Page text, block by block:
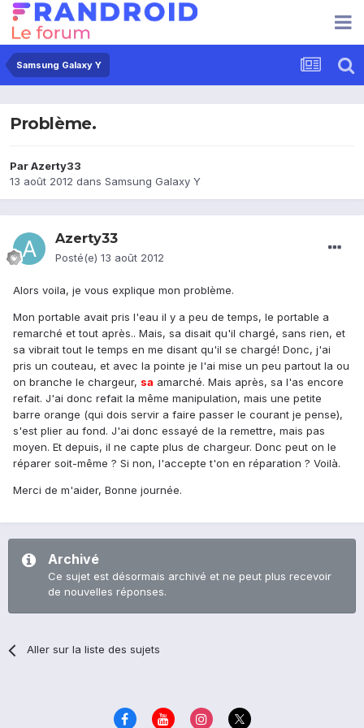
Samsung Galaxy Y
Problème.
ParAzerty33
13 août 2012 dans Samsung Galaxy Y
Azerty33
Posté(e) 13 août 2012
Alors voila, je vous explique mon problème.
Mon portable avait pris l'eau il y a peu de temps, le portable a
remarché et tout après.. Mais, sa disait qu'il chargé, sans rien, et
sa vibrait tout le temps en me disant qu'il se chargé! Donc, j'ai
pris un couteau, et avec la pointe je l'ai mise un peu partout la ou
on branche le chargeur, sa amarché. Mais après, sa l'as encore
refait. J'ai donc refait la même manipulation, mais une petite
barre orange (qui dois servir a faire passer le courant je pense),
s'est plier au fond. J'ai donc essayé de la remettre, mais pas
moyen. Et depuis, il ne capte plus de chargeur. Donc peut on le
réparer soit-même ? Si non, l'accepte t'on en réparation ? Voilà.
Merci de m'aider, Bonne journée.
Archivé
Ce sujet est désormais archivé et ne peut plus recevoir
de nouvelles réponses.
Aller sur la liste des sujets